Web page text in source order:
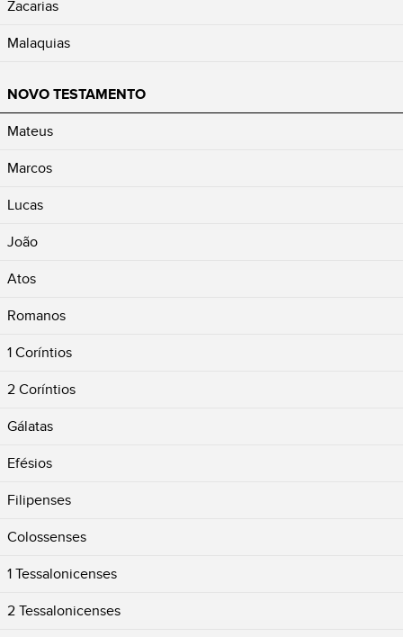
Zacarias
Malaquias
NOVO TESTAMENTO
Mateus
Marcos
Lucas
João
Atos
Romanos
1 Coríntios
2 Coríntios
Gálatas
Efésios
Filipenses
Colossenses
1 Tessalonicenses
2 Tessalonicenses